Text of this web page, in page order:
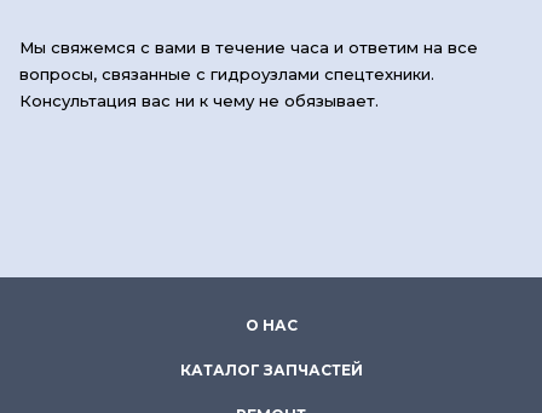
Мы свяжемся с вами в течение часа и ответим на все
вопросы, связанные с гидроузлами спецтехники.
Консультация вас ни к чему не обязывает.
О НАС
КАТАЛОГ ЗАПЧАСТЕЙ